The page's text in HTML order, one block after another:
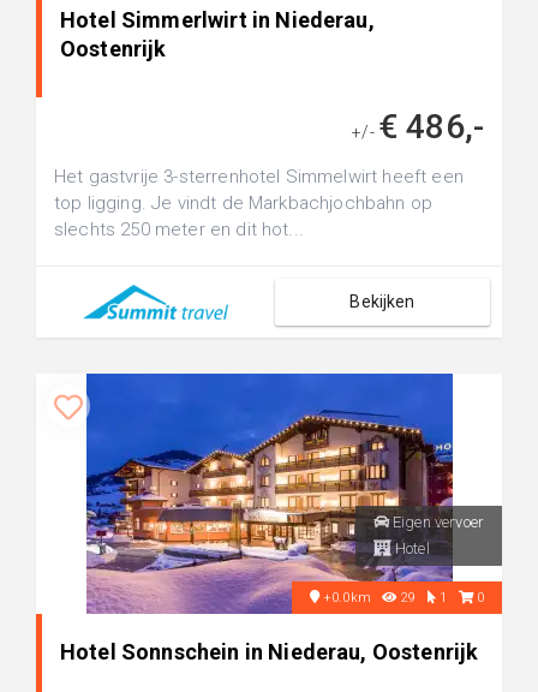
Hotel Simmerlwirt in Niederau,
Oostenrijk
+/- € 486,-
Het gastvrije 3-sterrenhotel Simmelwirt heeft een
top ligging. Je vindt de Markbachjochbahn op
slechts 250 meter en dit hot...
Bekijken
Eigen vervoer
Hotel
+0.0km 29 1 0
Hotel Sonnschein in Niederau, Oostenrijk